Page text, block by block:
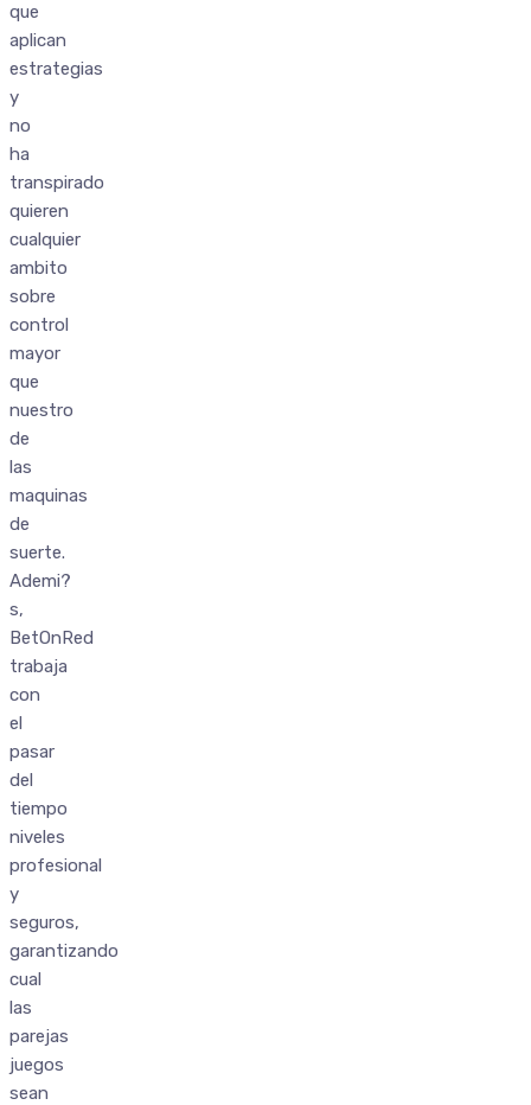
que
aplican
estrategias
y
no
ha
transpirado
quieren
cualquier
ambito
sobre
control
mayor
que
nuestro
de
las
maquinas
de
suerte.
Ademi?
s,
BetOnRed
trabaja
con
el
pasar
del
tiempo
niveles
profesional
y
seguros,
garantizando
cual
las
parejas
juegos
sean